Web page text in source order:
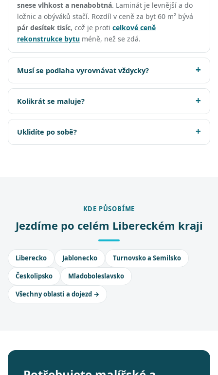
snese vlhkost a nenabobtná. Laminát je levnější a do
ložnic a obýváků stačí. Rozdíl v ceně za byt 60 m² bývá
pár desítek tisíc, což je proti celkové ceně
rekonstrukce bytu méně, než se zdá.
Musí se podlaha vyrovnávat vždycky?
Kolikrát se maluje?
Uklidíte po sobě?
KDE PŮSOBÍME
Jezdíme po celém Libereckém kraji
Liberecko Jablonecko Turnovsko a Semilsko
Českolipsko Mladoboleslavsko
Všechny oblasti a dojezd →